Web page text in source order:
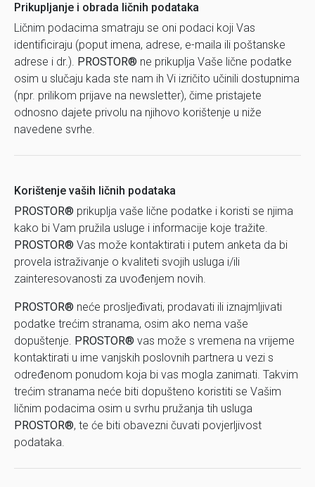
Prikupljanje i obrada ličnih podataka
Ličnim podacima smatraju se oni podaci koji Vas
identificiraju (poput imena, adrese, e-maila ili poštanske
adrese i dr.). PROSTOR® ne prikuplja Vaše lične podatke
osim u slučaju kada ste nam ih Vi izričito učinili dostupnima
(npr. prilikom prijave na newsletter), čime pristajete
odnosno dajete privolu na njihovo korištenje u niže
navedene svrhe.
Korištenje vaših ličnih podataka
PROSTOR® prikuplja vaše lične podatke i koristi se njima
kako bi Vam pružila usluge i informacije koje tražite.
PROSTOR® Vas može kontaktirati i putem anketa da bi
provela istraživanje o kvaliteti svojih usluga i/ili
zainteresovanosti za uvođenjem novih.
PROSTOR® neće prosljeđivati, prodavati ili iznajmljivati
podatke trećim stranama, osim ako nema vaše
dopuštenje. PROSTOR® vas može s vremena na vrijeme
kontaktirati u ime vanjskih poslovnih partnera u vezi s
određenom ponudom koja bi vas mogla zanimati. Takvim
trećim stranama neće biti dopušteno koristiti se Vašim
ličnim podacima osim u svrhu pružanja tih usluga
PROSTOR®, te će biti obavezni čuvati povjerljivost
podataka.